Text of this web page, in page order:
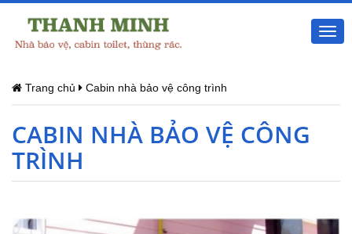
Trang chủ Cabin nhà bảo vệ công trình
CABIN NHÀ BẢO VỆ CÔNG
TRÌNH